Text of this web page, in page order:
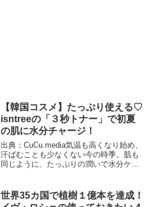
【韓国コスメ】たっぷり使える♡
isntreeの「３秒トナー」で初夏
の肌に水分チャージ！
出典：CuCu.media気温も高くなり始め、
汗ばむことも少なくない今の時季。肌も
同じように、たっぷりの潤いで水分ケア
くなるこれからの時季にぴったりな、保
湿感がありなが...
世界35カ国で植樹１億本を達成！